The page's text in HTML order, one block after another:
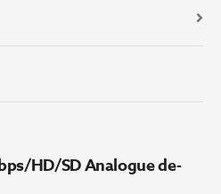
HD/SD Analogue de-